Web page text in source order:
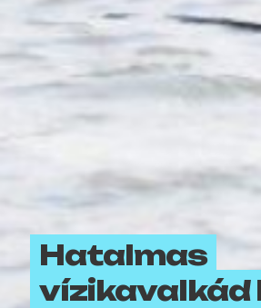
Hatalmas
vízikavalkád